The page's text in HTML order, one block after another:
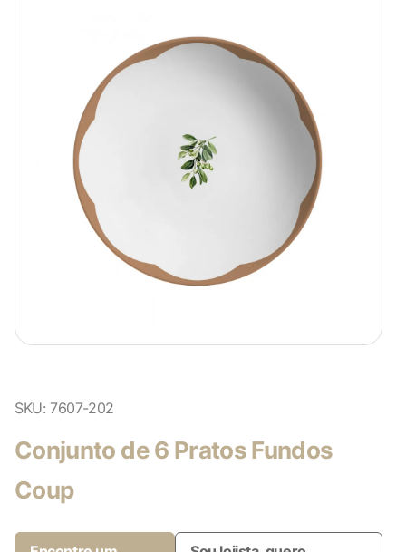
SKU: 7607-202
Conjunto de 6 Pratos Fundos
Coup